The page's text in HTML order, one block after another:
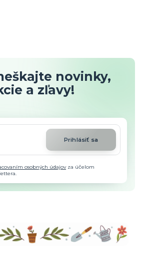
novinky,
a zľavy!
Prihlásiť sa
osobných údajovza účelom